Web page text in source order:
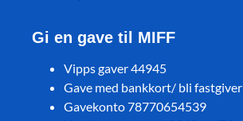
Gi en gave til MIFF
Vipps gaver 44945
Gave med bankkort/ bli fastgiver
Gavekonto 78770654539